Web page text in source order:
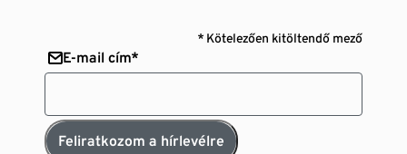
* Kötelezően kitöltendő mező
E-mail cím*
Feliratkozom a hírlevélre